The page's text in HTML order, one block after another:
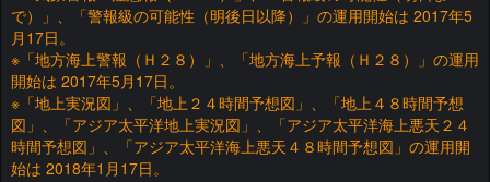
で）」、「警報級の可能性（明後日以降）」の運用開始は 2017年5
月17日。
※「地方海上警報（Ｈ２８）」、「地方海上予報（Ｈ２８）」の運用
開始は 2017年5月17日。
※「地上実況図」、「地上２４時間予想図」、「地上４８時間予想
図」、「アジア太平洋地上実況図」、「アジア太平洋海上悪天２４
時間予想図」、「アジア太平洋海上悪天４８時間予想図」の運用開
始は 2018年1月17日。